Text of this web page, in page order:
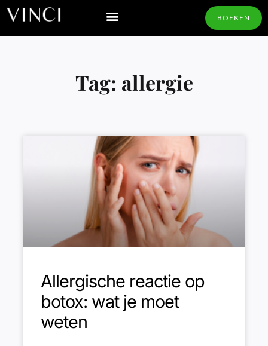
BOEKEN
Tag: allergie
Allergische reactie op
botox: wat je moet
weten